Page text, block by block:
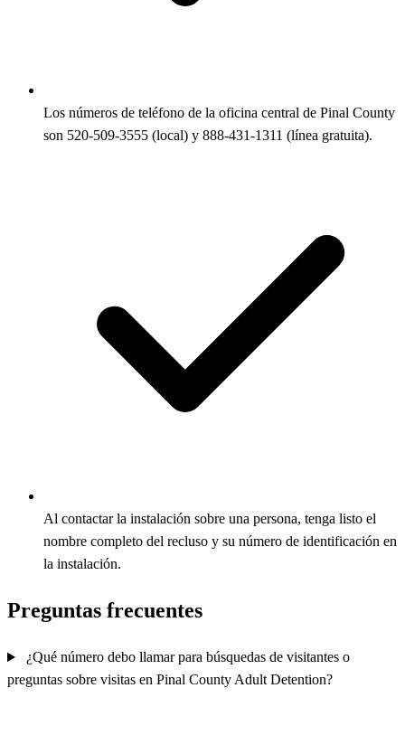
Los números de teléfono de la oficina central de Pinal County
son 520-509-3555 (local) y 888-431-1311 (línea gratuita).
Al contactar la instalación sobre una persona, tenga listo el
nombre completo del recluso y su número de identificación en
la instalación.
Preguntas frecuentes
¿Qué número debo llamar para búsquedas de visitantes o
preguntas sobre visitas en Pinal County Adult Detention?